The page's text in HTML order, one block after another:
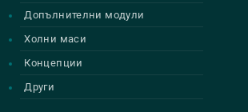
Допълнителни модули
Холни маси
Концепции
Други